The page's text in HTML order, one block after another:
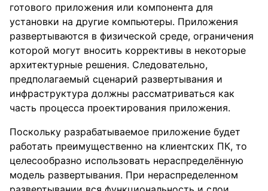
готового приложения или компонента для
установки на другие компьютеры. Приложения
развертываются в физической среде, ограничения
которой могут вносить коррективы в некоторые
архитектурные решения. Следовательно,
предполагаемый сценарий развертывания и
инфраструктура должны рассматриваться как
часть процесса проектирования приложения.
Поскольку разрабатываемое приложение будет
работать преимущественно на клиентских ПК, то
целесообразно использовать нераспределённую
модель развертывания. При нераспределенном